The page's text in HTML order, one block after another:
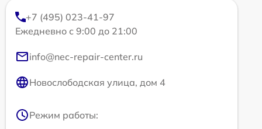
+7 (495) 023-41-97
Ежедневно с 9:00 до 21:00
info@nec-repair-center.ru
Новослободская улица, дом 4
Режим работы: